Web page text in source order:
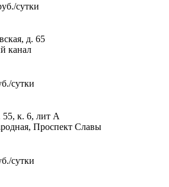
сутки
д. 65
канал
сутки
к. 6, лит А
Проспект Славы
сутки